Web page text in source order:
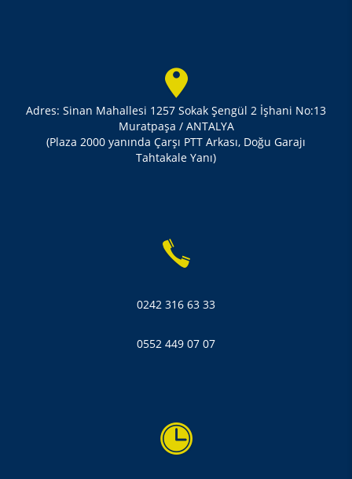
Adres: Sinan Mahallesi 1257 Sokak Şengül 2 İşhani No:13
Muratpaşa / ANTALYA
(Plaza 2000 yanında Çarşı PTT Arkası, Doğu Garajı
Tahtakale Yanı)
0242 316 63 33
0552 449 07 07